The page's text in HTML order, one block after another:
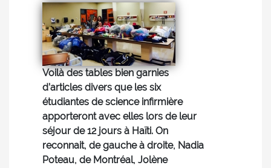
Voilà des tables bien garnies
d’articles divers que les six
étudiantes de science infirmière
apporteront avec elles lors de leur
séjour de 12 jours à Haïti. On
reconnait, de gauche à droite, Nadia
Poteau, de Montréal, Jolène